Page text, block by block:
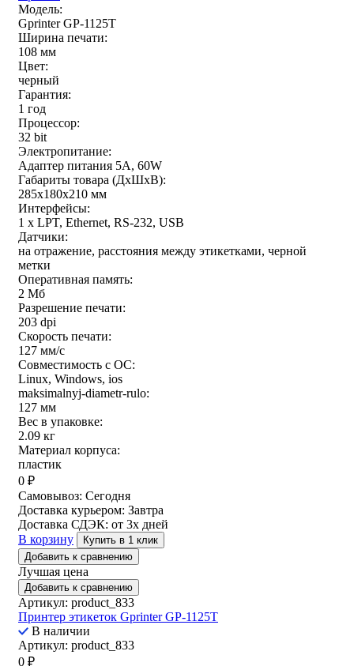
Модель:
Gprinter GP-1125T
Ширина печати:
108 мм
Цвет:
черный
Гарантия:
1 год
Процессор:
32 bit
Электропитание:
Адаптер питания 5А, 60W
Габариты товара (ДxШxВ):
285х180х210 мм
Интерфейсы:
1 x LPT, Ethernet, RS-232, USB
Датчики:
на отражение, расстояния между этикетками, черной
метки
Оперативная память:
2 Мб
Разрешение печати:
203 dpi
Скорость печати:
127 мм/с
Совместимость с ОС:
Linux, Windows, ios
maksimalnyj-diametr-rulo:
127 мм
Вес в упаковке:
2.09 кг
Материал корпуса:
пластик
0 ₽
Самовывоз: Сегодня
Доставка курьером: Завтра
Доставка СДЭК: от 3х дней
В корзину
Купить в 1 клик
Добавить к сравнению
Лучшая цена
Добавить к сравнению
Артикул: product_833
Принтер этикеток Gprinter GP-1125T
В наличии
Артикул: product_833
0 ₽